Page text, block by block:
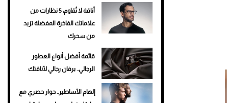
أناقة لا تُقاوم: 5 نظارات من
علاماتك الفاخرة المفضلة تزيد
من سحرك
قائمة أفضل أنواع العطور
الرجالي.. برفان رجالي لأناقتك
إلهام الأساطير.. حوار حصري مع